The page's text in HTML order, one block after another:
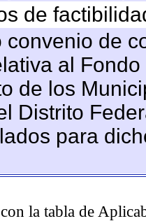
de
convenio de
al
de los
Distrito
para
la tabla de